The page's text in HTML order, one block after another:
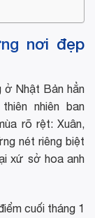
nơi đẹp
ở Nhật Bản hẳn
nhiên ban
rõ rệt: Xuân,
nét riêng biệt
xứ sở hoa anh
cuối tháng 1